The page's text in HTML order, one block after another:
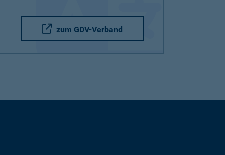
zum GDV-Verband